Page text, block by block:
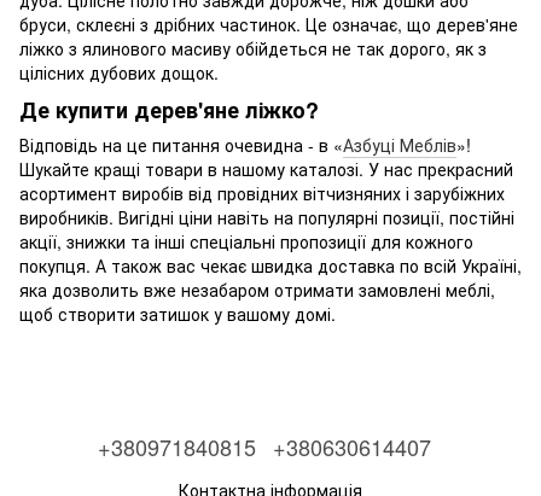
бруси, склеєні з дрібних частинок. Це означає, що дерев'яне
ліжко з ялинового масиву обійдеться не так дорого, як з
цілісних дубових дощок.
Де купити дерев'яне ліжко?
Відповідь на це питання очевидна - в «Азбуці Меблів»!
Шукайте кращі товари в нашому каталозі. У нас прекрасний
асортимент виробів від провідних вітчизняних і зарубіжних
виробників. Вигідні ціни навіть на популярні позиції, постійні
акції, знижки та інші спеціальні пропозиції для кожного
покупця. А також вас чекає швидка доставка по всій Україні,
яка дозволить вже незабаром отримати замовлені меблі,
щоб створити затишок у вашому домі.
+380971840815 +380630614407
Контактна інформація